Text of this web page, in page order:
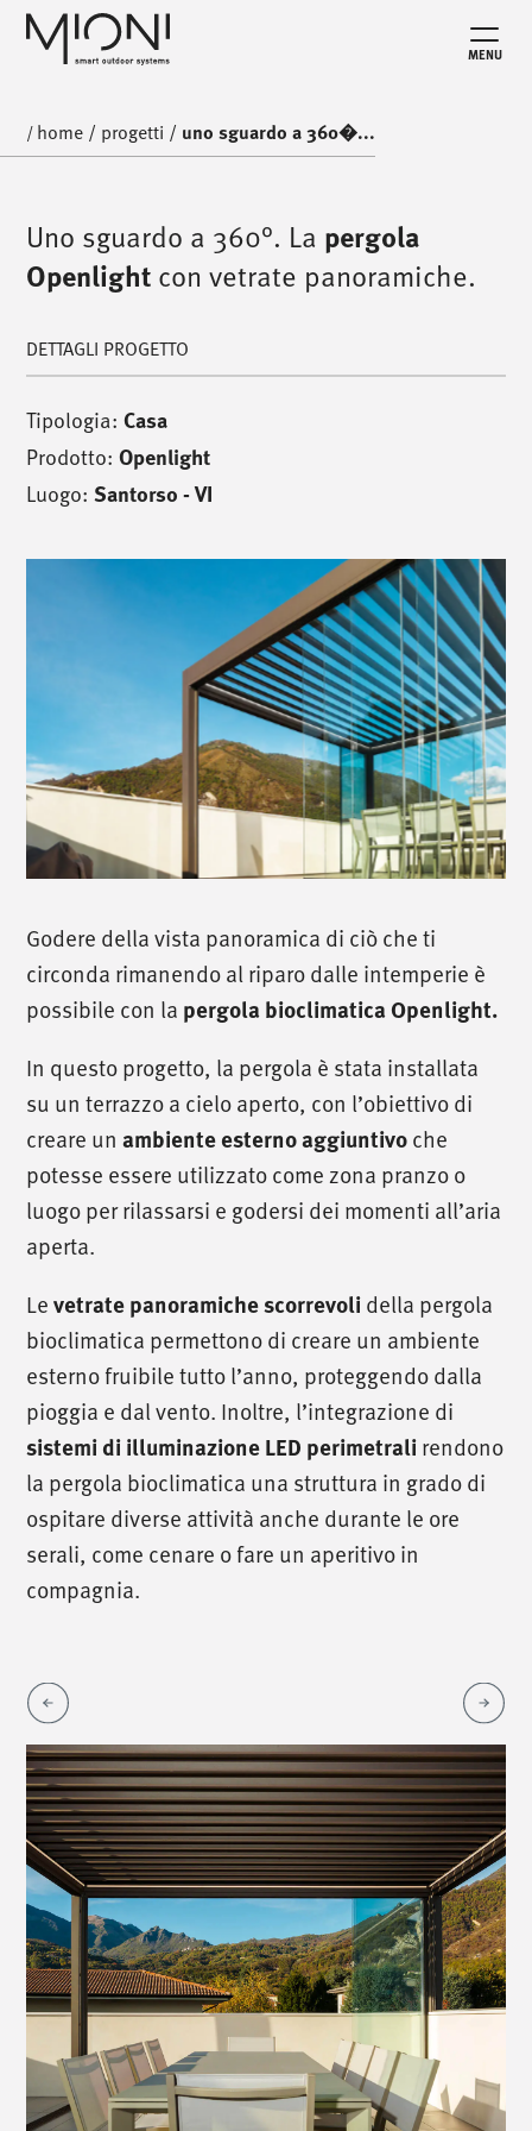
MENU
/home / progetti / uno sguardo a 360�...
Uno sguardo a 360°. La pergola
Openlight con vetrate panoramiche.
Godere della vista panoramica di ciò che ti
circonda rimanendo al riparo dalle intemperie è
possibile con la pergola bioclimatica Openlight.
In questo progetto, la pergola è stata installata
su un terrazzo a cielo aperto, con l’obiettivo di
creare unambiente esterno aggiuntivoche
potesse essere utilizzato come zona pranzo o
luogo per rilassarsi e godersi dei momenti all’aria
aperta.
Levetrate panoramiche scorrevolidella pergola
bioclimatica permettono di creare un ambiente
esterno fruibile tutto l’anno, proteggendo dalla
pioggia e dal vento. Inoltre, l’integrazione di
sistemi di illuminazione LED perimetralirendono
la pergola bioclimatica una struttura in grado di
ospitare diverse attività anche durante le ore
serali, come cenare o fare un aperitivo in
compagnia.
DETTAGLI PROGETTO
Tipologia: Casa
Prodotto: Openlight
Luogo: Santorso - VI